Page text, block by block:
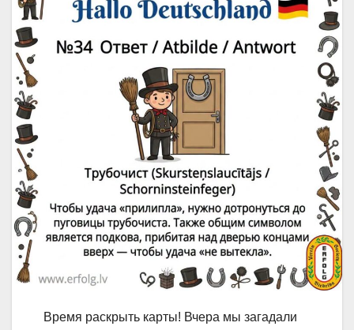
Время раскрыть карты! Вчера мы загадали